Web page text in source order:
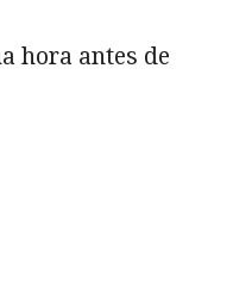
hora antes de